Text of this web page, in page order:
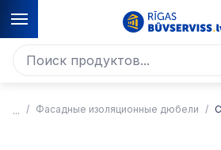
Фасадные изоляционные дюбели